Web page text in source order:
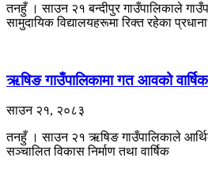
तनहुँ । साउन २१ बन्दीपुर गाउँपालिकाले
सामुदायिक विद्यालयहरूमा रिक्त रहेका
ऋषिङ गाउँपालिकामा गत आवको वार्षिक
साउन २१, २०८३
तनहुँ । साउन २१ ऋषिङ गाउँपालिकाले
सञ्चालित विकास निर्माण तथा वार्षिक